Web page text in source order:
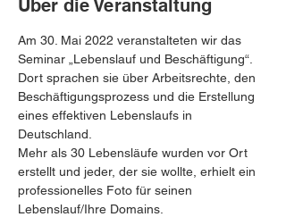
Über die Veranstaltung
Am 30. Mai 2022 veranstalteten wir das
Seminar „Lebenslauf und Beschäftigung“.
Dort sprachen sie über Arbeitsrechte, den
Beschäftigungsprozess und die Erstellung
eines effektiven Lebenslaufs in
Deutschland.
Mehr als 30 Lebensläufe wurden vor Ort
erstellt und jeder, der sie wollte, erhielt ein
professionelles Foto für seinen
Lebenslauf/Ihre Domains.